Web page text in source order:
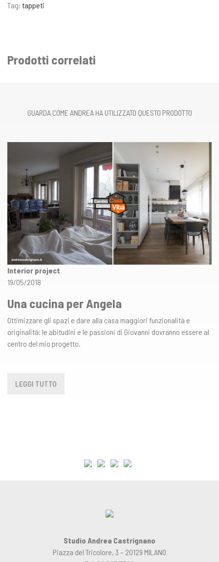
Tag: tappeti
Prodotti correlati
GUARDA COME ANDREA HA UTILIZZATO QUESTO PRODOTTO
Interior project
19/05/2018
Una cucina per Angela
Ottimizzare gli spazi e dare alla casa maggiori funzionalità e
originalità: le abitudini e le passioni di Giovanni dovranno essere al
centro del mio progetto.
LEGGI TUTTO
Studio Andrea Castrignano
Piazza del Tricolore, 3 – 20129 MILANO